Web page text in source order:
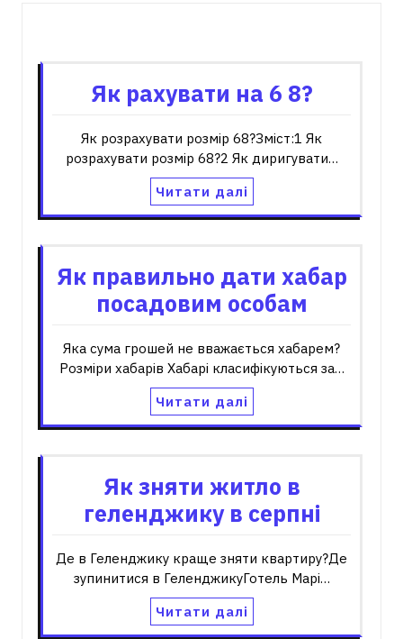
Як рахувати на 6 8?
Як розрахувати розмір 68?Зміст:1 Як
розрахувати розмір 68?2 Як диригувати…
Читати далі
Як правильно дати хабар
посадовим особам
Яка сума грошей не вважається хабарем?
Розміри хабарів Хабарі класифікуються за…
Читати далі
Як зняти житло в
геленджику в серпні
Де в Геленджику краще зняти квартиру?Де
зупинитися в ГеленджикуГотель Марі…
Читати далі